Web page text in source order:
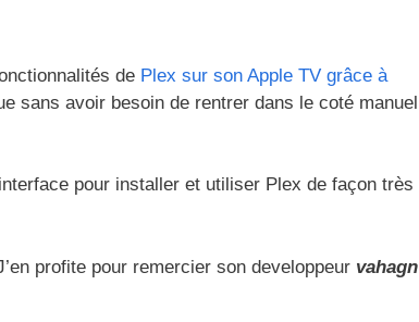
de Plex sur son Apple TV grâce à
sans avoir besoin de rentrer dans le coté manuel
pour installer et utiliser Plex de façon très
profite pour remercier son developpeur vahagn